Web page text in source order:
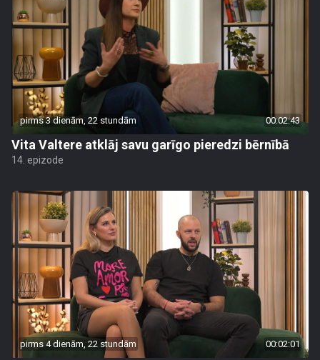
pirms 3 dienām, 22 stundām 00:02:43
Vita Valtere atklāj savu garīgo pieredzi bērnībā
14. epizode
pirms 4 dienām, 22 stundām 00:02:01